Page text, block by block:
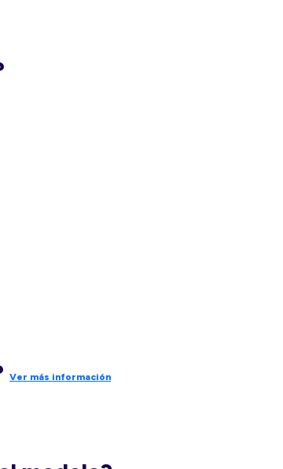
Ver más información